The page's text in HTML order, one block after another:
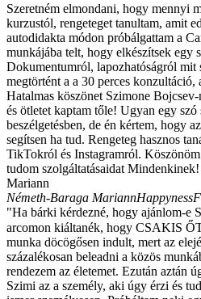
Szeretném elmondani, hogy mennyi
kurzustól, rengeteget tanultam, amit
autodidakta módon próbálgattam a
munkájába telt, hogy elkészítsek egy
Dokumentumról, lapozhatóságról mit
megtörtént a a 30 perces
Hatalmas köszönet Szimone
és ötletet kaptam tőle! Ugyan egy szó
beszélgetésben, de én kértem, hogy
segítsen ha tud. Rengeteg hasznos
TikTokról és Instagramról.
tudom szolgáltatásaidat
Mariann
Németh-Baraga Mariann
"Ha bárki kérdezné, hogy ajánlom-e
arcomon kiáltanék, hogy CSAKIS
munka döcögősen indult, mert az
százalékosan beleadni a közös
rendezem az életemet. Ezután aztán
Szimi az a személy, aki úgy érzi és